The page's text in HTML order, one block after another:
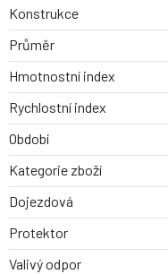
Konstrukce
Průměr
Hmotnostní index
Rychlostní index
Období
Kategorie zboží
Dojezdová
Protektor
Valivý odpor